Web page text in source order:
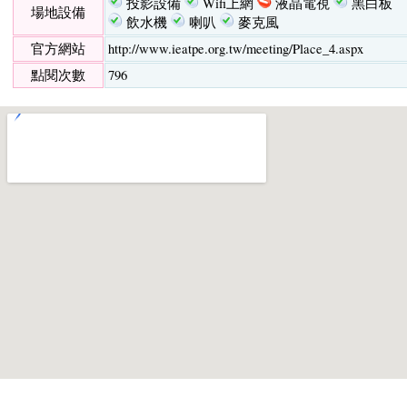
場地設備
飲水機
喇叭
麥克風
官方網站
http://www.ieatpe.org.tw/meeting/Place_4.aspx
點閱次數
796